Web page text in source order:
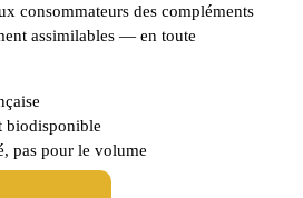
consommateurs des compléments
assimilables — en toute
biodisponible
pas pour le volume